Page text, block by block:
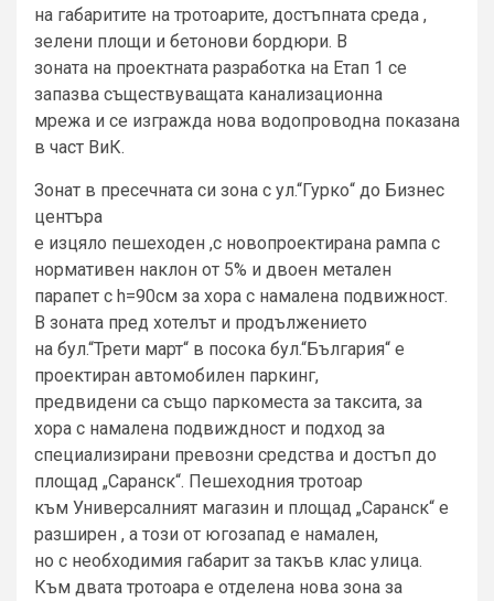
на габаритите на тротоарите, достъпната среда ,
зелени площи и бетонови бордюри. В
зоната на проектната разработка на Етап 1 се
запазва съществуващата канализационна
мрежа и се изгражда нова водопроводна показана
в част ВиК.
Зонат в пресечната си зона с ул.“Гурко“ до Бизнес
центъра
е изцяло пешеходен ,с новопроектирана рампа с
нормативен наклон от 5% и двоен метален
парапет с h=90см за хора с намалена подвижност.
В зоната пред хотелът и продължението
на бул.“Трети март“ в посока бул.“България“ е
проектиран автомобилен паркинг,
предвидени са също паркоместа за таксита, за
хора с намалена подвиждност и подход за
специализирани превозни средства и достъп до
площад „Саранск“. Пешеходния тротоар
към Универсалният магазин и площад „Саранск“ е
разширен , а този от югозапад е намален,
но с необходимия габарит за такъв клас улица.
Към двата тротоара е отделена нова зона за